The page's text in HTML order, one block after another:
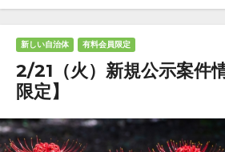
新しい自治体 有料会員限定
2/21（火）新規公示案件
限定】